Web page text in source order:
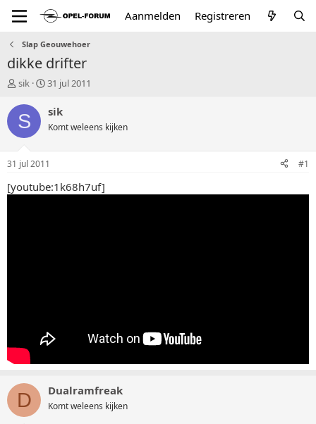
Aanmelden Registreren
Slap Geouwehoer
dikke drifter
T
p
i
t
a
r
t
sik
S
a
t
a
t
u
m
31 jul 2011
S sik
Komt weleens kijken
31 jul 2011 #1
[youtube:1k68h7uf]
D Dualramfreak
Komt weleens kijken